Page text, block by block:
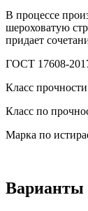
В процессе
шероховатую
придает
ГОСТ 17608-
Класс
Класс по
Марка по
Варианты